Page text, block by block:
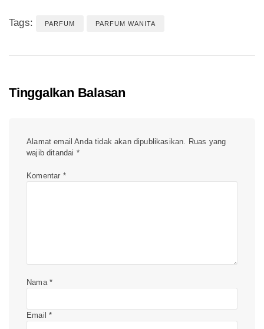
Tags: PARFUM PARFUM WANITA
Tinggalkan Balasan
Alamat email Anda tidak akan dipublikasikan. Ruas yang
wajib ditandai *
Komentar *
Nama *
Email*